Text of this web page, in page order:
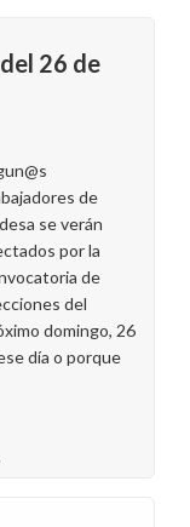
26 de
de
se verán
por la
de
del
domingo, 26
día o porque